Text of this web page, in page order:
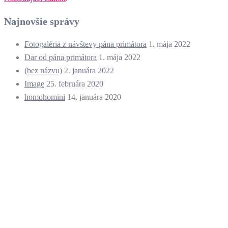
Najnovšie správy
Fotogaléria z návštevy pána primátora 1. mája 2022
Dar od pána primátora 1. mája 2022
(bez názvu) 2. januára 2022
Image 25. februára 2020
homohomini 14. januára 2020